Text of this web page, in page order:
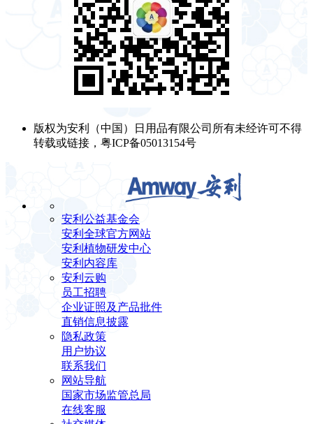
版权为安利（中国）日用品有限公司所有未经许可不得
转载或链接，粤ICP备05013154号
安利公益基金会
安利全球官方网站
安利植物研发中心
安利内容库
安利云购
员工招聘
企业证照及产品批件
直销信息披露
隐私政策
用户协议
联系我们
网站导航
国家市场监管总局
在线客服